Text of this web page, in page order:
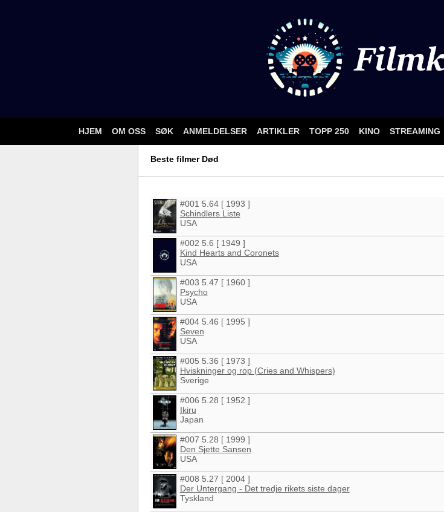
HJEM OM OSS SØK ANMELDELSER ARTIKLER TOPP 250 KINO STREAMING
Beste filmer Død
#001 5.64 [ 1993 ]
Schindlers Liste
USA
#002 5.6 [ 1949 ]
Kind Hearts and Coronets
USA
#003 5.47 [ 1960 ]
Psycho
USA
#004 5.46 [ 1995 ]
Seven
USA
#005 5.36 [ 1973 ]
Hviskninger og rop (Cries and Whispers)
Sverige
#006 5.28 [ 1952 ]
Ikiru
Japan
#007 5.28 [ 1999 ]
Den Sjette Sansen
USA
#008 5.27 [ 2004 ]
Der Untergang - Det tredje rikets siste dager
Tyskland